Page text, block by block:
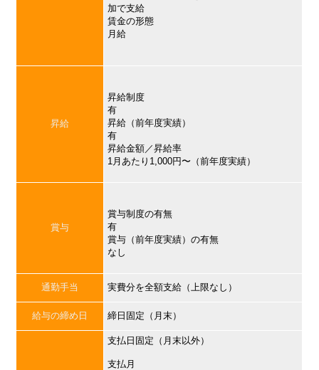
加で支給
賃金の形態
月給
昇給
昇給制度
有
昇給（前年度実績）
有
昇給金額／昇給率
1月あたり1,000円〜（前年度実績）
賞与
賞与制度の有無
有
賞与（前年度実績）の有無
なし
通勤手当 実費分を全額支給（上限なし）
給与の締め日 締日固定（月末）
支払日固定（月末以外）
支払月